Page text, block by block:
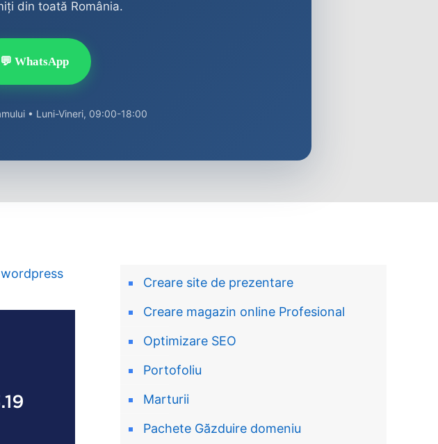
din toată România.
💬 WhatsApp
• Luni-Vineri, 09:00-18:00
Creare site de prezentare
Creare magazin online Profesional
Optimizare SEO
Portofoliu
Marturii
Pachete Găzduire domeniu